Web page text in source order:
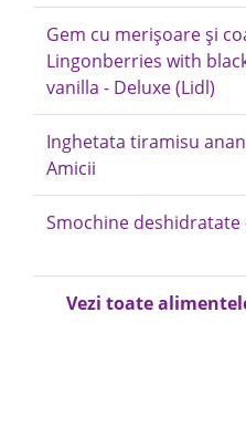
Gem cu merișoare și
Lingonberries with
vanilla - Deluxe (Lidl)
Inghetata tiramisu
Amicii
Smochine deshidratate
Vezi toate